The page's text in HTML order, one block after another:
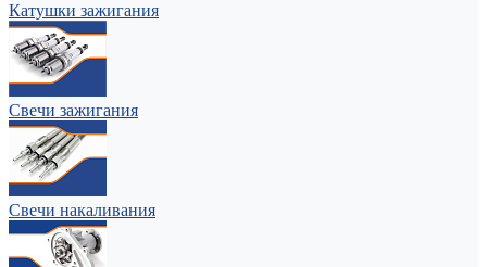
Катушки зажигания
Свечи зажигания
Свечи накаливания